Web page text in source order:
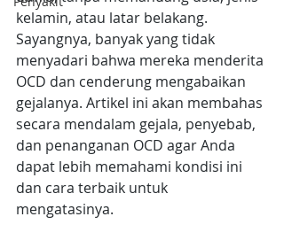
kelamin, atau latar belakang.
Sayangnya, banyak yang tidak
menyadari bahwa mereka menderita
OCD dan cenderung mengabaikan
gejalanya. Artikel ini akan membahas
secara mendalam gejala, penyebab,
dan penanganan OCD agar Anda
dapat lebih memahami kondisi ini
dan cara terbaik untuk
mengatasinya.